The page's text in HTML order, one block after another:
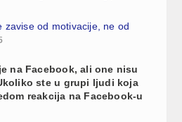
zavise od motivacije, ne od
na Facebook, ali one nisu
ste u grupi ljudi koja
reakcija na Facebook-u